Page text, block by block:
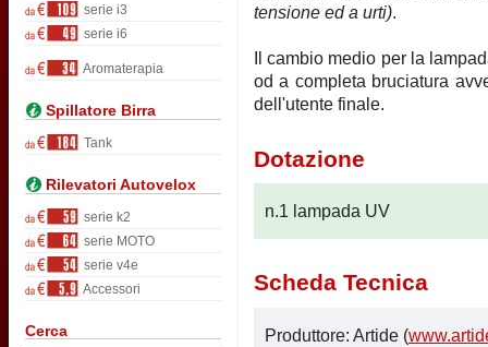
serie i3
serie i6
Aromaterapia
Spillatore Birra
Tank
Rilevatori Autovelox
serie k2
serie MOTO
serie v4e
Accessori
Cerca
tensione ed a urti).
Il cambio medio per la
od a completa bruciatura
dell'utente finale.
Dotazione
n.1 lampada UV
Scheda Tecnica
Produttore: Artide (